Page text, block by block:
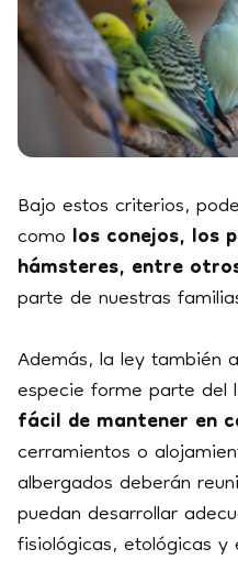
Bajo estos criterios,
comolos conejos, los
hámsteres, entre
parte de nuestras
Además, la ley también
especie forme parte del
fácil de mantener en
cerramientos o
albergados deberán
puedan desarrollar
fisiológicas, etológicas